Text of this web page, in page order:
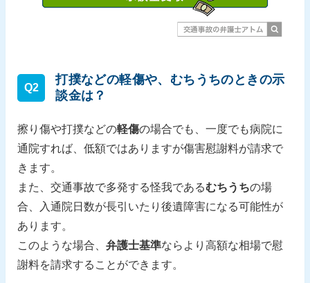
Q2
打撲などの軽傷や、むちうちのときの示
談金は？
擦り傷や打撲などの軽傷の場合でも、一度でも病院に
通院すれば、低額ではありますが傷害慰謝料が請求で
きます。
また、交通事故で多発する怪我であるむちうちの場
合、入通院日数が長引いたり後遺障害になる可能性が
あります。
このような場合、弁護士基準ならより高額な相場で慰
謝料を請求することができます。